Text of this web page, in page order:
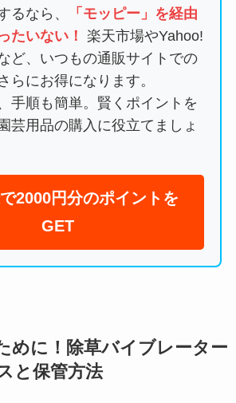
るなら、
「モッピー」を経由
たいない！
楽天市場やYahoo!
ど、いつもの通販サイトでの
らにお得になります。
手順も簡単。賢くポイントを
芸用品の購入に役立てましょ
2000円分のポイントを
GET
めに！除草バイブレーター
と保管方法